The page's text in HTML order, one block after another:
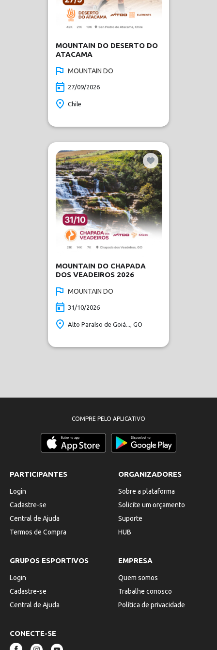
MOUNTAIN DO DESERTO DO
ATACAMA
MOUNTAIN DO
27/09/2026
Chile
MOUNTAIN DO CHAPADA
DOS VEADEIROS 2026
MOUNTAIN DO
31/10/2026
Alto Paraíso de Goiá..., GO
PARTICIPANTES
Login
Cadastre-se
Central de Ajuda
Termos de Compra
ORGANIZADORES
Sobre a plataforma
Solicite um orçamento
Suporte
HUB
GRUPOS ESPORTIVOS
Login
Cadastre-se
Central de Ajuda
EMPRESA
Quem somos
Trabalhe conosco
Política de privacidade
CONECTE-SE
COMPRE PELO APLICATIVO